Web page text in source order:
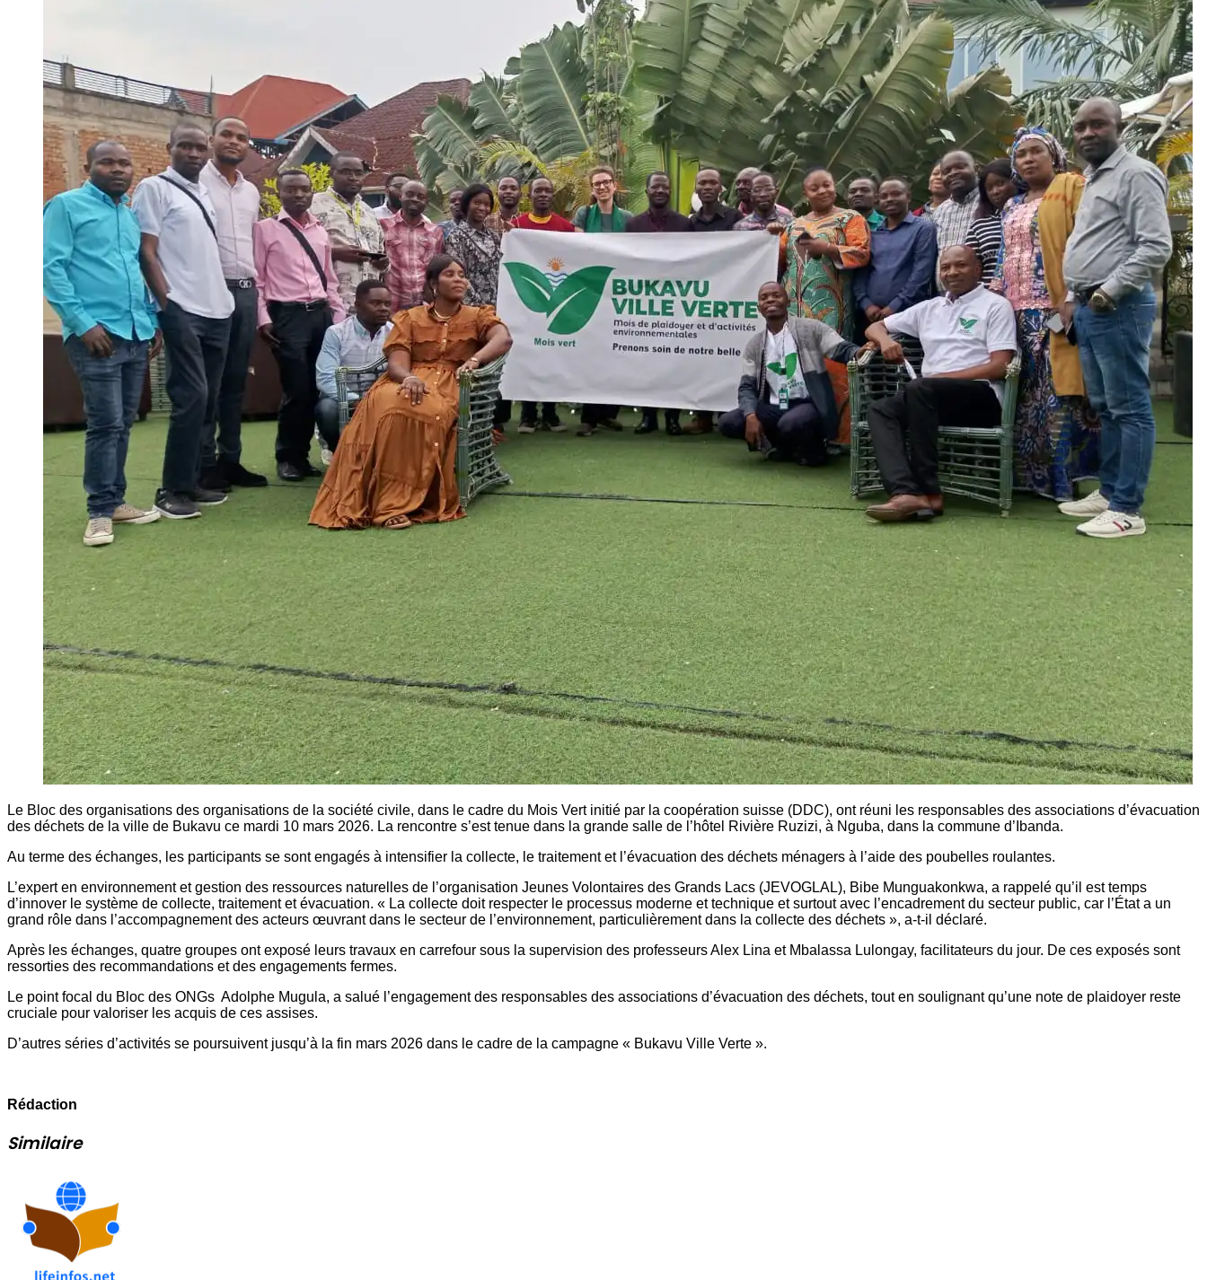
Le Bloc des organisations des organisations de la société civile, dans le cadre du Mois Vert initié par la coopération suisse (DDC), ont réuni les responsables des associations d’évacuation
des déchets de la ville de Bukavu ce mardi 10 mars 2026. La rencontre s’est tenue dans la grande salle de l’hôtel Rivière Ruzizi, à Nguba, dans la commune d’Ibanda.
Au terme des échanges, les participants se sont engagés à intensifier la collecte, le traitement et l’évacuation des déchets ménagers à l’aide des poubelles roulantes.
L’expert en environnement et gestion des ressources naturelles de l’organisation Jeunes Volontaires des Grands Lacs (JEVOGLAL), Bibe Munguakonkwa, a rappelé qu’il est temps
d’innover le système de collecte, traitement et évacuation. « La collecte doit respecter le processus moderne et technique et surtout avec l’encadrement du secteur public, car l’État a un
grand rôle dans l’accompagnement des acteurs œuvrant dans le secteur de l’environnement, particulièrement dans la collecte des déchets », a-t-il déclaré.
Après les échanges, quatre groupes ont exposé leurs travaux en carrefour sous la supervision des professeurs Alex Lina et Mbalassa Lulongay, facilitateurs du jour. De ces exposés sont
ressorties des recommandations et des engagements fermes.
Le point focal du Bloc des ONGs Adolphe Mugula, a salué l’engagement des responsables des associations d’évacuation des déchets, tout en soulignant qu’une note de plaidoyer reste
cruciale pour valoriser les acquis de ces assises.
D’autres séries d’activités se poursuivent jusqu’à la fin mars 2026 dans le cadre de la campagne « Bukavu Ville Verte ».
Rédaction
Similaire